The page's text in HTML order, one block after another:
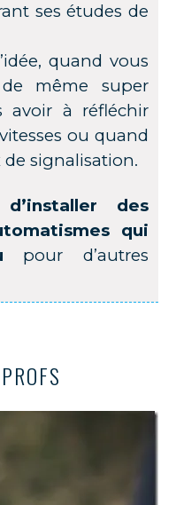
ses études de
quand vous
même super
avoir à réfléchir
ou quand
signalisation.
des
qui
pour d’autres